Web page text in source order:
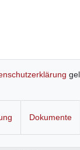
Dokumente